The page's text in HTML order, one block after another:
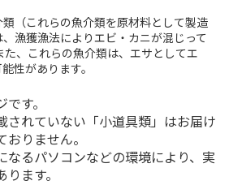
（これらの魚介類を原材料として製造
漁獲漁法によりエビ・カニが混じって
た、これらの魚介類は、エサとしてエ
性があります。
す。
されていない「小道具類」はお届け
りません。
なるパソコンなどの環境により、実
ます。